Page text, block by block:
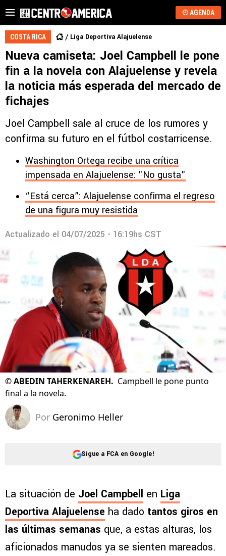
AGENDA
COSTA RICA Liga Deportiva Alajuelense
Nueva camiseta: Joel Campbell le pone
fin a la novela con Alajuelense y revela
la noticia más esperada del mercado de
fichajes
Joel Campbell sale al cruce de los rumores y
confirma su futuro en el fútbol costarricense.
Washington Ortega recibe una crítica
impensada en Alajuelense: "No gusta"
“Está cerca”: Alajuelense confirma el regreso
de una figura muy resistida
Actualizado el 04/07/2025 - 16:19hs CST
©ABEDIN TAHERKENAREH. Campbell le pone punto
final a la novela.
Por Geronimo Heller
Sigue a FCA en Google!
La situación de Joel Campbell en Liga
Deportiva Alajuelense ha dado tantos giros en
las últimas semanas que, a estas alturas, los
aficionados manudos ya se sienten mareados.